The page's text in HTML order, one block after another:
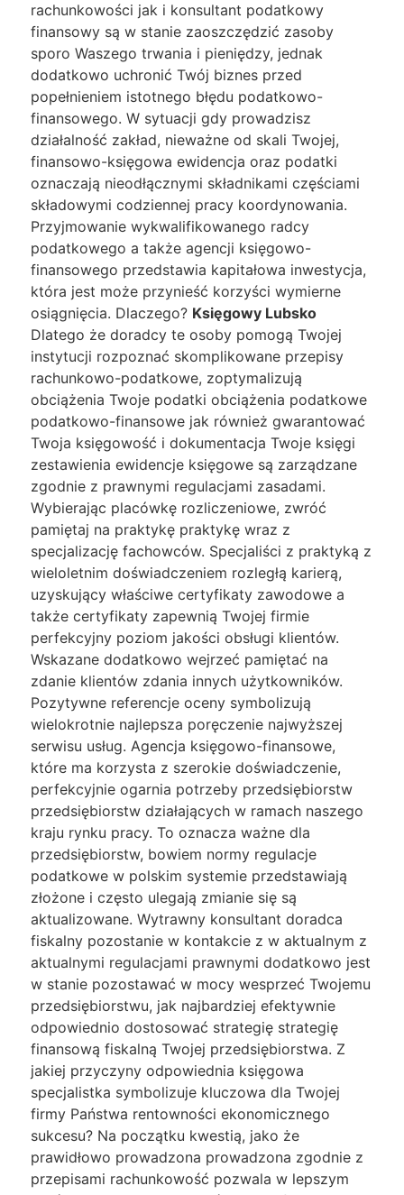
rachunkowości jak i konsultant podatkowy
finansowy są w stanie zaoszczędzić zasoby
sporo Waszego trwania i pieniędzy, jednak
dodatkowo uchronić Twój biznes przed
popełnieniem istotnego błędu podatkowo-
finansowego. W sytuacji gdy prowadzisz
działalność zakład, nieważne od skali Twojej,
finansowo-księgowa ewidencja oraz podatki
oznaczają nieodłącznymi składnikami częściami
składowymi codziennej pracy koordynowania.
Przyjmowanie wykwalifikowanego radcy
podatkowego a także agencji księgowo-
finansowego przedstawia kapitałowa inwestycja,
która jest może przynieść korzyści wymierne
osiągnięcia. Dlaczego? Księgowy Lubsko
Dlatego że doradcy te osoby pomogą Twojej
instytucji rozpoznać skomplikowane przepisy
rachunkowo-podatkowe, zoptymalizują
obciążenia Twoje podatki obciążenia podatkowe
podatkowo-finansowe jak również gwarantować
Twoja księgowość i dokumentacja Twoje księgi
zestawienia ewidencje księgowe są zarządzane
zgodnie z prawnymi regulacjami zasadami.
Wybierając placówkę rozliczeniowe, zwróć
pamiętaj na praktykę praktykę wraz z
specjalizację fachowców. Specjaliści z praktyką z
wieloletnim doświadczeniem rozległą karierą,
uzyskujący właściwe certyfikaty zawodowe a
także certyfikaty zapewnią Twojej firmie
perfekcyjny poziom jakości obsługi klientów.
Wskazane dodatkowo wejrzeć pamiętać na
zdanie klientów zdania innych użytkowników.
Pozytywne referencje oceny symbolizują
wielokrotnie najlepsza poręczenie najwyższej
serwisu usług. Agencja księgowo-finansowe,
które ma korzysta z szerokie doświadczenie,
perfekcyjnie ogarnia potrzeby przedsiębiorstw
przedsiębiorstw działających w ramach naszego
kraju rynku pracy. To oznacza ważne dla
przedsiębiorstw, bowiem normy regulacje
podatkowe w polskim systemie przedstawiają
złożone i często ulegają zmianie się są
aktualizowane. Wytrawny konsultant doradca
fiskalny pozostanie w kontakcie z w aktualnym z
aktualnymi regulacjami prawnymi dodatkowo jest
w stanie pozostawać w mocy wesprzeć Twojemu
przedsiębiorstwu, jak najbardziej efektywnie
odpowiednio dostosować strategię strategię
finansową fiskalną Twojej przedsiębiorstwa. Z
jakiej przyczyny odpowiednia księgowa
specjalistka symbolizuje kluczowa dla Twojej
firmy Państwa rentowności ekonomicznego
sukcesu? Na początku kwestią, jako że
prawidłowo prowadzona prowadzona zgodnie z
przepisami rachunkowość pozwala w lepszym